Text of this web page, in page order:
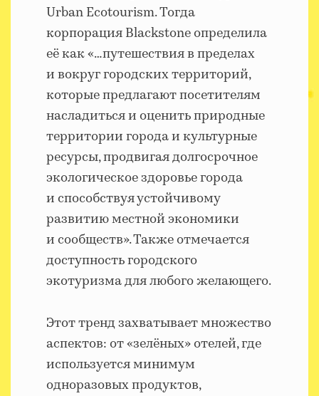
Urban Ecotourism. Тогда
корпорация Blackstone определила
её как «…путешествия в пределах
и вокруг городских территорий,
которые предлагают посетителям
насладиться и оценить природные
территории города и культурные
ресурсы, продвигая долгосрочное
экологическое здоровье города
и способствуя устойчивому
развитию местной экономики
и сообществ». Также отмечается
доступность городского
экотуризма для любого желающего.
Этот тренд захватывает множество
аспектов: от «зелёных» отелей, где
используется минимум
одноразовых продуктов,